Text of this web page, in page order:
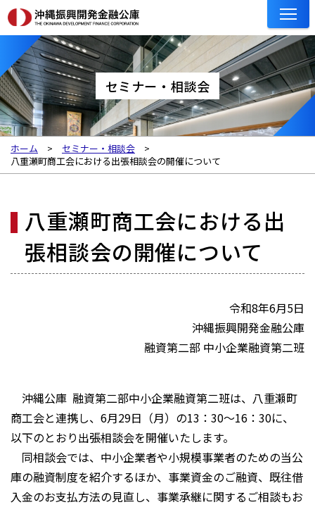
セミナー・相談会
ホーム
セミナー・相談会
八重瀬町商工会における出張相談会の開催について
八重瀬町商工会における出
張相談会の開催について
令和8年6月5日
沖縄振興開発金融公庫
融資第二部 中小企業融資第二班
沖縄公庫 融資第二部中小企業融資第二班は、八重瀬町
商工会と連携し、6月29日（月）の13：30～16：30に、
以下のとおり出張相談会を開催いたします。
同相談会では、中小企業者や小規模事業者のための当公
庫の融資制度を紹介するほか、事業資金のご融資、既往借
入金のお支払方法の見直し、事業承継に関するご相談もお